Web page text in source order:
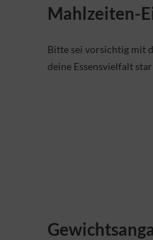
Mahlzeiten-
Bitte sei vorsichtig mit
deine Essensvielfalt